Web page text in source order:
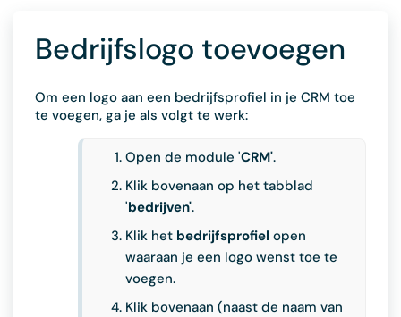
Bedrijfslogo toevoegen
Om een logo aan een bedrijfsprofiel in je CRM toe
te voegen, ga je als volgt te werk:
Open de module 'CRM'.
Klik bovenaan op het tabblad
'bedrijven'.
Klik het bedrijfsprofiel open
waaraan je een logo wenst toe te
voegen.
Klik bovenaan (naast de naam van